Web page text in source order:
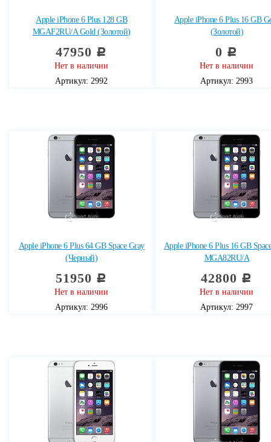
Apple iPhone 6 Plus 128 GB
MGAF2RU/A Gold (Золотой)
47950 c
Нет в наличии
Артикул: 2992
Apple iPhone 6 Plus 16 GB
(Золотой)
0 c
Нет в наличии
Артикул: 2993
Apple iPhone 6 Plus 64 GB Space Gray
(Черный)
51950 c
Нет в наличии
Артикул: 2996
Apple iPhone 6 Plus 16 GB
MGA82RU/A
42800 c
Нет в наличии
Артикул: 2997